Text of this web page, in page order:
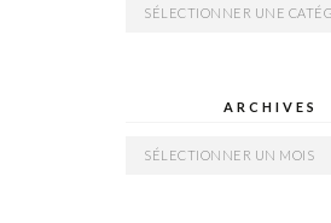
Catégories
ARCHIVES
Archives